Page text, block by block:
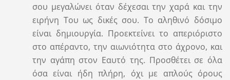
σου μεγαλώνει όταν δέχεσαι την χαρά και την
ειρήνη Του ως δικές σου. Το αληθινό δόσιμο
είναι δημιουργία. Προεκτείνει το απεριόριστο
στο απέραντο, την αιωνιότητα στο άχρονο, και
την αγάπη στον Εαυτό της. Προσθέτει σε όλα
όσα είναι ήδη πλήρη, όχι με απλούς όρους